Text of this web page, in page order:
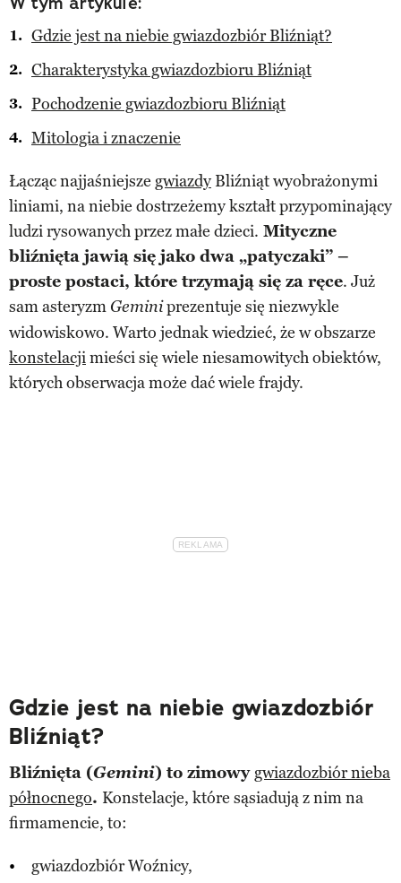
Gdzie jest na niebie gwiazdozbiór Bliźniąt?
Charakterystyka gwiazdozbioru Bliźniąt
Pochodzenie gwiazdozbioru Bliźniąt
Mitologia i znaczenie
Łącząc najjaśniejsze gwiazdyBliźniąt wyobrażonymi
liniami, na niebie dostrzeżemy kształt przypominający
ludzi rysowanych przez małe dzieci. Mityczne
bliźnięta jawią się jako dwa „patyczaki” –
proste postaci, które trzymają się za ręce. Już
sam asteryzm Geminiprezentuje się niezwykle
widowiskowo. Warto jednak wiedzieć, że w obszarze
konstelacjimieści się wiele niesamowitych obiektów,
których obserwacja może dać wiele frajdy.
Gdzie jest na niebie gwiazdozbiór
Bliźniąt?
Bliźnięta (Gemini) to zimowy gwiazdozbiór nieba
północnego. Konstelacje, które sąsiadują z nim na
firmamencie, to:
gwiazdozbiór Woźnicy,